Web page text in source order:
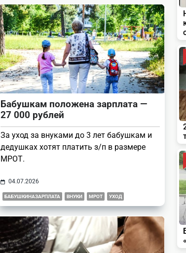
Бабушкам положена зарплата —
27 000 рублей
За уход за внуками до 3 лет бабушкам и
дедушках хотят платить з/п в размере
МРОТ.
04.07.2026
БАБУШКИНАЗАРПЛАТА ВНУКИ МРОТ УХОД